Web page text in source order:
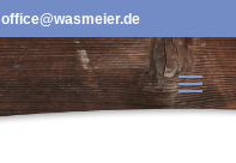
office@wasmeier.de